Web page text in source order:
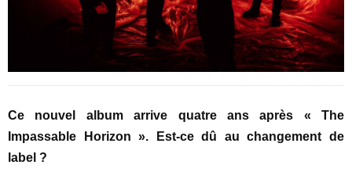
Ce nouvel album arrive quatre ans après « The
Impassable Horizon ». Est-ce dû au changement de
label ?